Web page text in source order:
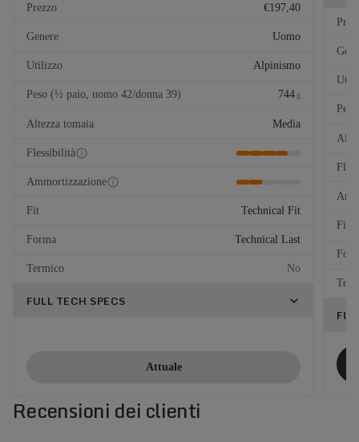
Prezzo €197,40
Genere Uomo
Utilizzo Alpinismo
Peso (½ paio, uomo 42/donna 39) 744 g
Altezza tomaia Media
Flessibilità
Ammortizzazione
Fit Technical Fit
Forma Technical Last
Termico No
FULL TECH SPECS
Attuale
Fit
Recensioni dei clienti